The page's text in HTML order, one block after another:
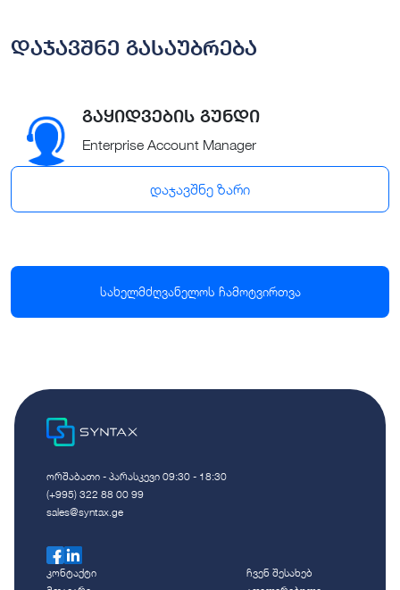
დაჯავშნე გასაუბრება
გაყიდვების გუნდი
Enterprise Account Manager
დაჯავშნე ზარი
სახელმძღვანელოს ჩამოტვირთვა
ორშაბათი - პარასკევი 09:30 - 18:30
(+995) 322 88 00 99
sales@syntax.ge
კონტაქტი
ჩვენ შესახებ